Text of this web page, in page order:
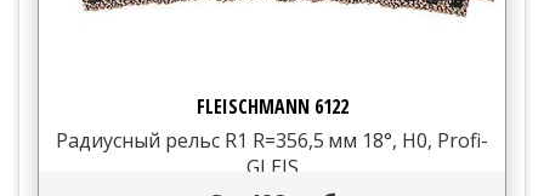
FLEISCHMANN 6122
Радиусный рельс R1 R=356,5 мм 18°, H0, Profi-
GLEIS